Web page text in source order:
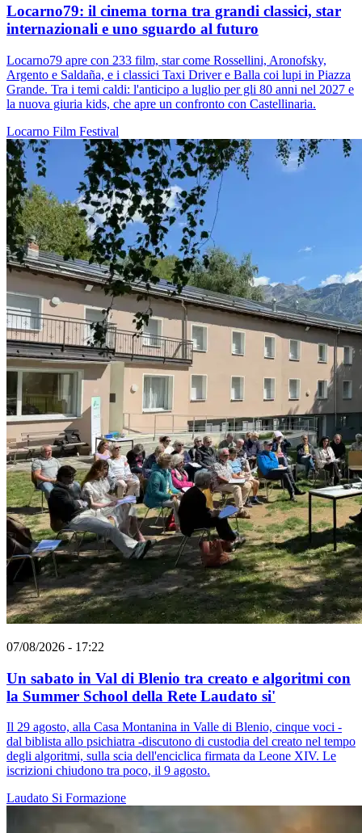
Locarno79: il cinema torna tra grandi classici, star
internazionali e uno sguardo al futuro
Locarno79 apre con 233 film, star come Rossellini, Aronofsky,
Argento e Saldaña, e i classici Taxi Driver e Balla coi lupi in Piazza
Grande. Tra i temi caldi: l'anticipo a luglio per gli 80 anni nel 2027 e
la nuova giuria kids, che apre un confronto con Castellinaria.
Locarno Film Festival
07/08/2026 - 17:22
Un sabato in Val di Blenio tra creato e algoritmi con
la Summer School della Rete Laudato si'
Il 29 agosto, alla Casa Montanina in Valle di Blenio, cinque voci -
dal biblista allo psichiatra -discutono di custodia del creato nel tempo
degli algoritmi, sulla scia dell'enciclica firmata da Leone XIV. Le
iscrizioni chiudono tra poco, il 9 agosto.
Laudato Si Formazione